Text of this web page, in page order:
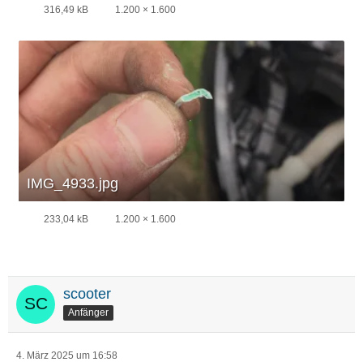
316,49 kB 1.200 × 1.600
IMG_4933.jpg
233,04 kB 1.200 × 1.600
scooter
Anfänger
4. März 2025 um 16:58